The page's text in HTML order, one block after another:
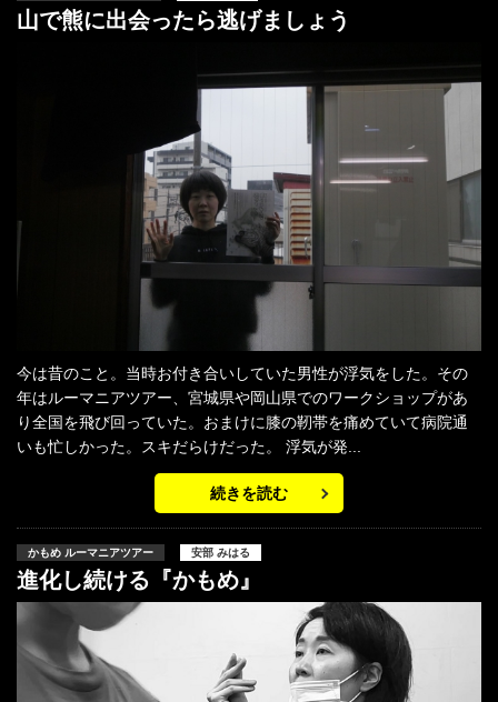
山で熊に出会ったら逃げましょう
今は昔のこと。当時お付き合いしていた男性が浮気をした。その
年はルーマニアツアー、宮城県や岡山県でのワークショップがあ
り全国を飛び回っていた。おまけに膝の靭帯を痛めていて病院通
いも忙しかった。スキだらけだった。 浮気が発...
続きを読む
かもめ ルーマニアツアー 安部 みはる
進化し続ける『かもめ』